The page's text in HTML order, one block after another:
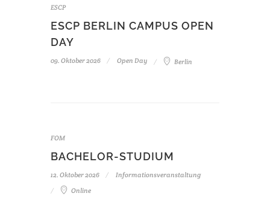
ESCP
ESCP BERLIN CAMPUS OPEN
DAY
09. Oktober 2026 Open Day Berlin
FOM
BACHELOR-STUDIUM
12. Oktober 2026
Informationsveranstaltung
Online